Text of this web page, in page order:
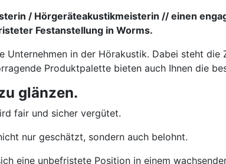
/ Hörgeräteakustikmeisterin // einen
Festanstellung in Worms.
Unternehmen in der Hörakustik. Dabei steht
Produktpalette bieten auch Ihnen die
glänzen.
fair und sicher vergütet.
nur geschätzt, sondern auch belohnt.
eine unbefristete Position in einem